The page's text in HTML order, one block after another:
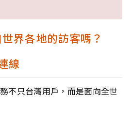
界各地的訪客嗎？
線
不只台灣用戶，而是面向全世